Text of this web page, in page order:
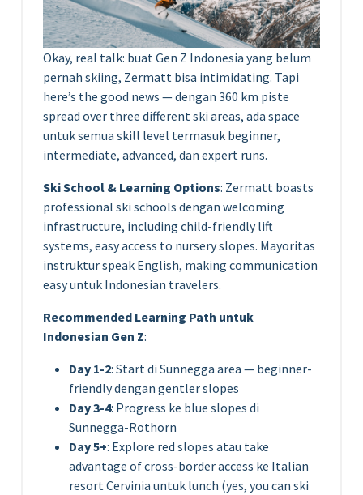
Okay, real talk: buat Gen Z Indonesia yang belum
pernah skiing, Zermatt bisa intimidating. Tapi
here’s the good news — dengan 360 km piste
spread over three different ski areas, ada space
untuk semua skill level termasuk beginner,
intermediate, advanced, dan expert runs.
Ski School & Learning Options: Zermatt boasts
professional ski schools dengan welcoming
infrastructure, including child-friendly lift
systems, easy access to nursery slopes. Mayoritas
instruktur speak English, making communication
easy untuk Indonesian travelers.
Recommended Learning Path untuk
Indonesian Gen Z:
Day 1-2: Start di Sunnegga area — beginner-
friendly dengan gentler slopes
Day 3-4: Progress ke blue slopes di
Sunnegga-Rothorn
Day 5+: Explore red slopes atau take
advantage of cross-border access ke Italian
resort Cervinia untuk lunch (yes, you can ski